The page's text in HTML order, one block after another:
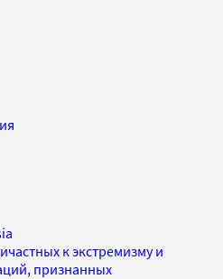
к экстремизму и
признанных